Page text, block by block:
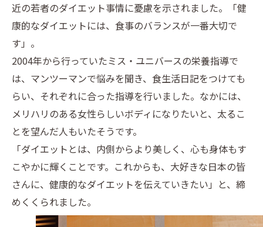
近の若者のダイエット事情に憂慮を示されました。「健
康的なダイエットには、食事のバランスが一番大切で
す」。
2004年から行っていたミス・ユニバースの栄養指導で
は、マンツーマンで悩みを聞き、食生活日記をつけても
らい、それぞれに合った指導を行いました。なかには、
メリハリのある女性らしいボディになりたいと、太るこ
とを望んだ人もいたそうです。
「ダイエットとは、内側からより美しく、心も身体もす
こやかに輝くことです。これからも、大好きな日本の皆
さんに、健康的なダイエットを伝えていきたい」と、締
めくくられました。